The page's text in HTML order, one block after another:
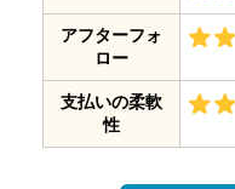
アフターフォ
ロー
支払いの柔軟
性